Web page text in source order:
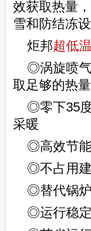
效获取热量
雪和防结冻
炬邦超低
◎涡旋喷
取足够的热量
◎零下35
采暖
◎高效节
◎不占用
◎替代锅
◎运行稳